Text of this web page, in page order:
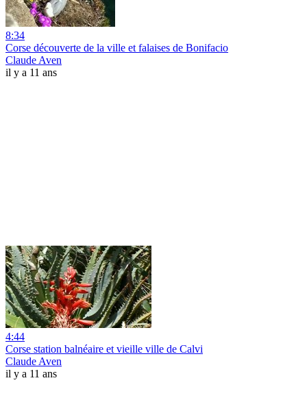
8:34
Corse découverte de la ville et falaises de Bonifacio
Claude Aven
il y a 11 ans
4:44
Corse station balnéaire et vieille ville de Calvi
Claude Aven
il y a 11 ans